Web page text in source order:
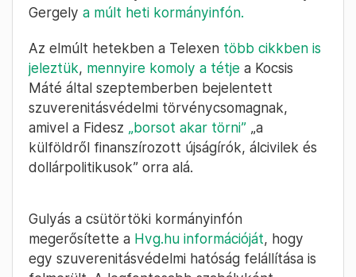
Gergely a múlt heti kormányinfón.
Az elmúlt hetekben a Telexen több cikkben is
jeleztük, mennyire komoly a tétje a Kocsis
Máté által szeptemberben bejelentett
szuverenitásvédelmi törvénycsomagnak,
amivel a Fidesz „borsot akar törni” „a
külföldről finanszírozott újságírók, álcivilek és
dollárpolitikusok” orra alá.
Gulyás a csütörtöki kormányinfón
megerősítette a Hvg.hu információját, hogy
egy szuverenitásvédelmi hatóság felállítása is